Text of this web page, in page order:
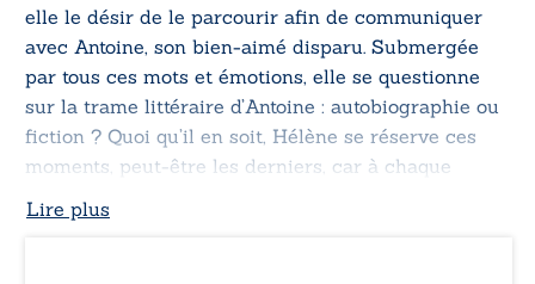
elle le désir de le parcourir afin de communiquer
avec Antoine, son bien-aimé disparu. Submergée
par tous ces mots et émotions, elle se questionne
sur la trame littéraire d’Antoine : autobiographie ou
fiction ? Quoi qu’il en soit, Hélène se réserve ces
moments, peut-être les derniers, car à chaque
Lire plus